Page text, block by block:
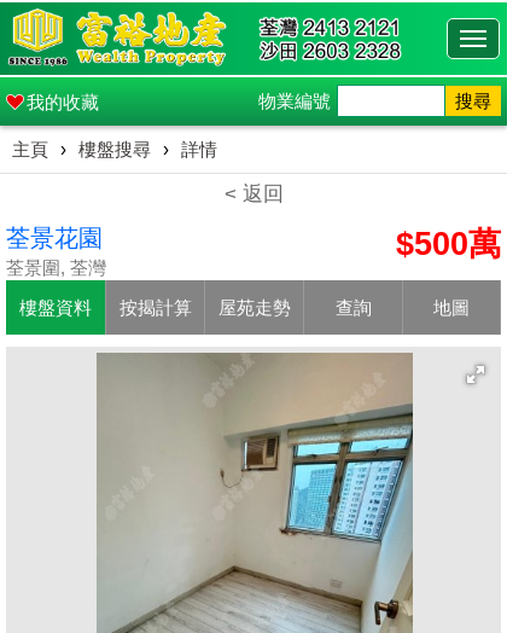
我的收藏 物業編號 搜尋
主頁 › 樓盤搜尋 › 詳情
< 返回
荃景花園
荃景圍, 荃灣
$500萬
樓盤資料 按揭計算 屋苑走勢 查詢 地圖